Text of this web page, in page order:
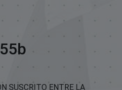
SUSCRITO ENTRE LA